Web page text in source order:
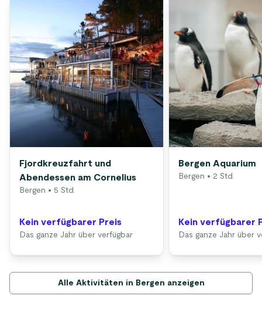
Fjordkreuzfahrt und
Abendessen am Cornelius
Bergen • 5 Std.
Kein verfügbarer Preis
Das ganze Jahr über verfügbar
Bergen Aquarium
Bergen • 2 Std.
Kein verfügbarer
Das ganze Jahr über
Alle Aktivitäten in Bergen anzeigen